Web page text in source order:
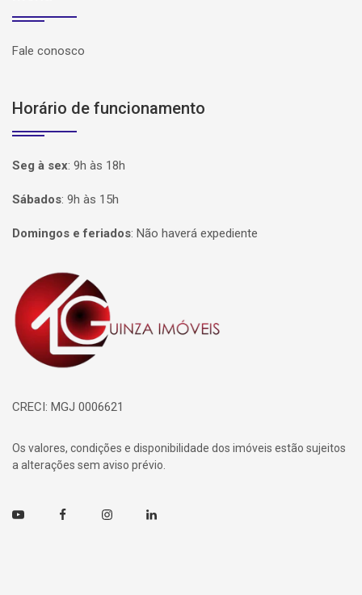
Fale conosco
Horário de funcionamento
Seg à sex: 9h às 18h
Sábados: 9h às 15h
Domingos e feriados: Não haverá expediente
Página inicial
CRECI: MGJ 0006621
Os valores, condições e disponibilidade dos imóveis estão sujeitos
a alterações sem aviso prévio.
Youtube FacebookInstagramLinkedin